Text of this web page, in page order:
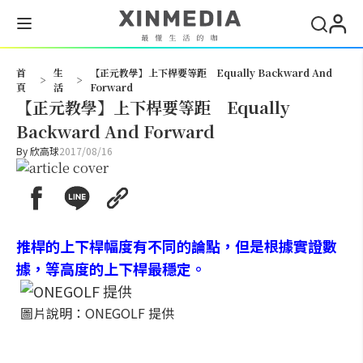
首
頁
>
生
活
>
【正元教學】上下桿要等距 Equally Backward And
Forward
【正元教學】上下桿要等距 Equally
Backward And Forward
By欣高球2017/08/16
推桿的上下桿幅度有不同的論點，但是根據實證數
據，等高度的上下桿最穩定。
圖片說明：ONEGOLF 提供